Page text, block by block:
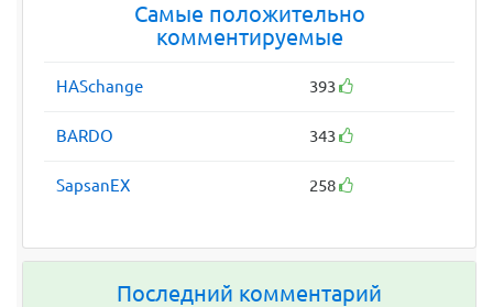
Самые положительно
комментируемые
HASchange 393
BARDO 343
SapsanEX 258
Последний комментарий